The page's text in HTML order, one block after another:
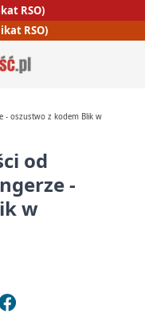
RSO)
RSO)
- oszustwo z kodem Blik w
od
-
w